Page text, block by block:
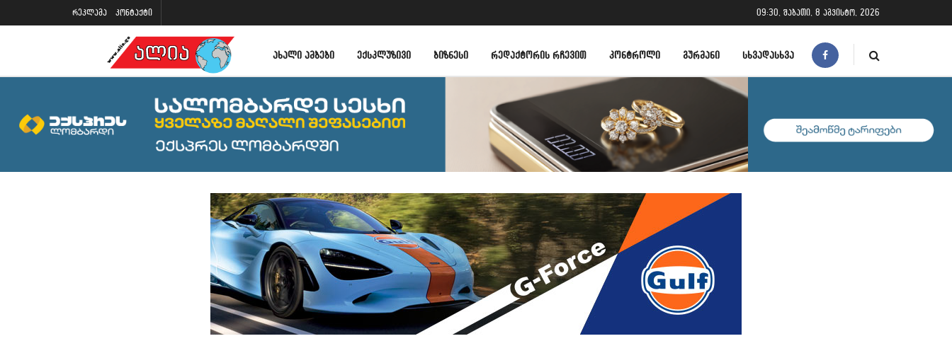
რეკლამა კონტაქტი 09:30, შაბათი, 8 აგვისტო, 2026
ᲐᲮᲐᲚᲘ ᲐᲛᲑᲔᲑᲘ ᲔᲥᲡᲙᲚᲣᲖᲘᲕᲘ ᲑᲘᲖᲜᲔᲡᲘ ᲠᲔᲓᲐᲥᲢᲝᲠᲘᲡ ᲠᲩᲔᲕᲘᲗ ᲙᲝᲜᲢᲠᲝᲚᲘ ᲒᲣᲠᲛᲐᲜᲘ ᲡᲮᲕᲐᲓᲐᲡᲮᲕᲐ